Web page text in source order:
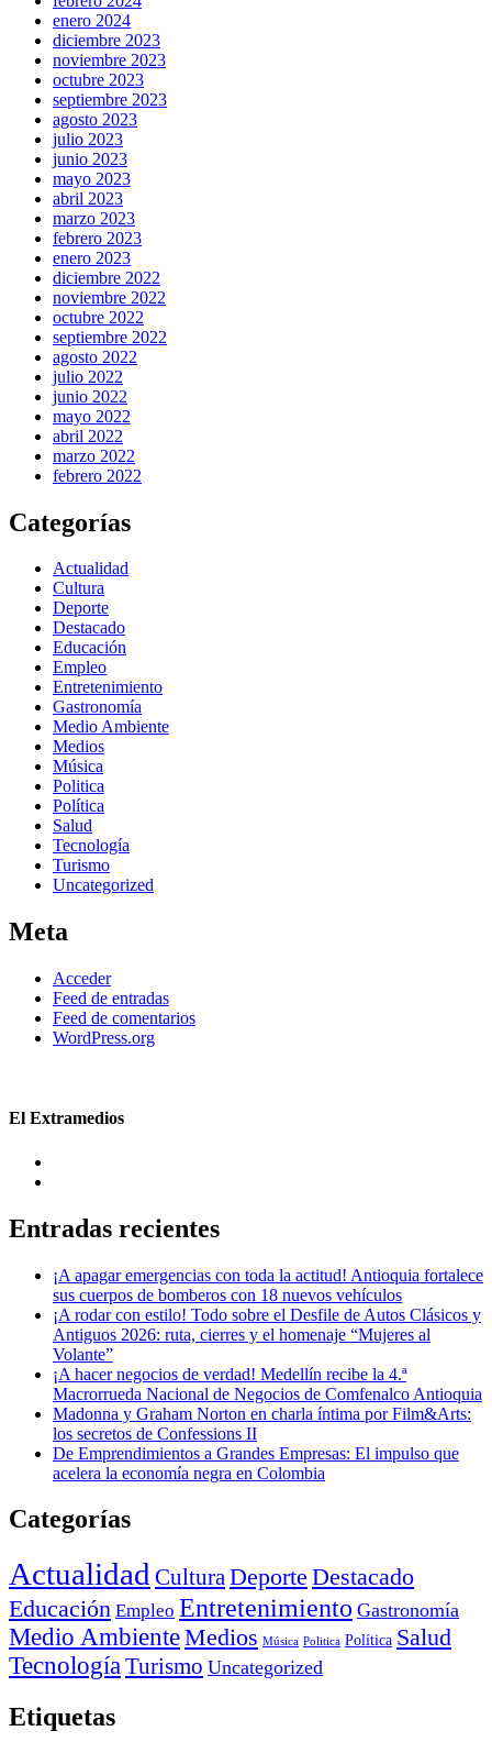
enero 2024
diciembre 2023
noviembre 2023
octubre 2023
septiembre 2023
agosto 2023
julio 2023
junio 2023
mayo 2023
abril 2023
marzo 2023
febrero 2023
enero 2023
diciembre 2022
noviembre 2022
octubre 2022
septiembre 2022
agosto 2022
julio 2022
junio 2022
mayo 2022
abril 2022
marzo 2022
febrero 2022
Categorías
Actualidad
Cultura
Deporte
Destacado
Educación
Empleo
Entretenimiento
Gastronomía
Medio Ambiente
Medios
Música
Politica
Política
Salud
Tecnología
Turismo
Uncategorized
Meta
Acceder
Feed de entradas
Feed de comentarios
WordPress.org
El Extramedios
Entradas recientes
¡A apagar emergencias con toda la actitud! Antioquia fortalece
sus cuerpos de bomberos con 18 nuevos vehículos
¡A rodar con estilo! Todo sobre el Desfile de Autos Clásicos y
Antiguos 2026: ruta, cierres y el homenaje “Mujeres al
Volante”
¡A hacer negocios de verdad! Medellín recibe la 4.ª
Macrorrueda Nacional de Negocios de Comfenalco Antioquia
Madonna y Graham Norton en charla íntima por Film&Arts:
los secretos de Confessions II
De Emprendimientos a Grandes Empresas: El impulso que
acelera la economía negra en Colombia
Categorías
Actualidad CulturaDeporte Destacado
Educación Empleo Entretenimiento Gastronomía
Medio AmbienteMedios Música Politica Política Salud
TecnologíaTurismo Uncategorized
Etiquetas